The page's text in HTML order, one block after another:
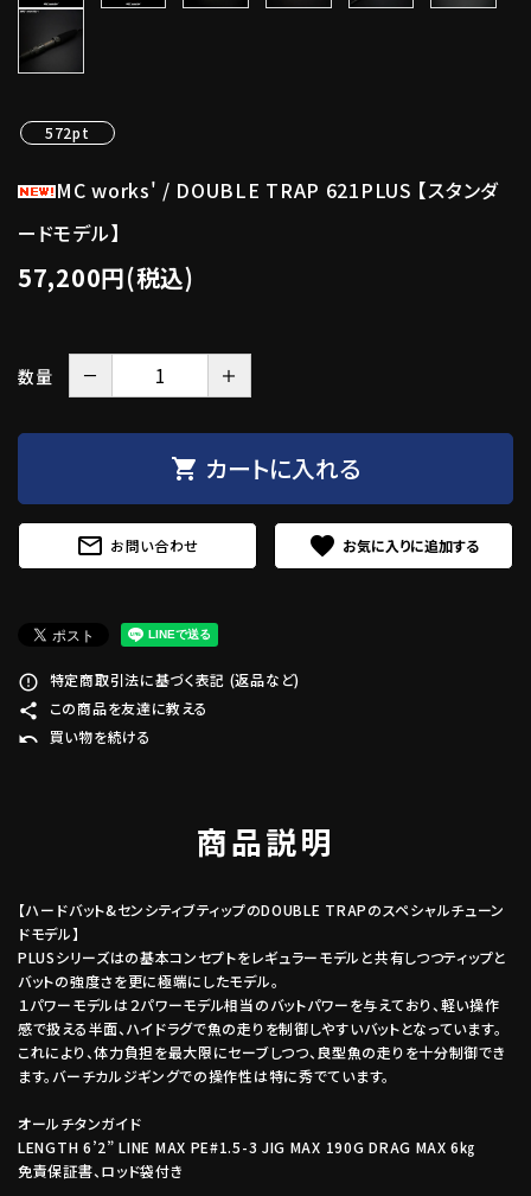
572pt
MC works' / DOUBLE TRAP 621PLUS 【スタンダ
ードモデル】
57,200円(税込)
数量 － ＋
shopping_cart カートに入れる
mail_outline お問い合わせ favorite
error_outline 特定商取引法に基づく表記 (返品など)
share この商品を友達に教える
undo 買い物を続ける
商品説明
【ハードバット&センシティブティップのDOUBLE TRAPのスペシャルチューン
ドモデル】
PLUSシリーズはの基本コンセプトをレギュラーモデルと共有しつつティップと
バットの強度さを更に極端にしたモデル。
１パワーモデルは２パワーモデル相当のバットパワーを与えており、軽い操作
感で扱える半面、ハイドラグで魚の走りを制御しやすいバットとなっています。
これにより、体力負担を最大限にセーブしつつ、良型魚の走りを十分制御でき
ます。バーチカルジギングでの操作性は特に秀でています。
オールチタンガイド
LENGTH 6’2” LINE MAX PE#1.5-3 JIG MAX 190G DRAG MAX 6㎏
免責保証書、ロッド袋付き